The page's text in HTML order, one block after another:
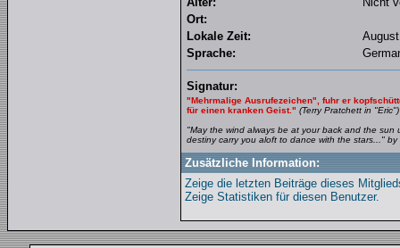
Ort:
Lokale Zeit:
Sprache:
Signatur:
"Mehrmalige Ausrufezeichen", fuhr er
für einen kranken Geist." (Terry Pratchett in "Eric")
"May the wind always be at your back and the sun
destiny carry you aloft to dance with the stars..." by
Zusätzliche Information:
Zeige die letzten Beiträge dieses
Zeige Statistiken für diesen Benutzer.